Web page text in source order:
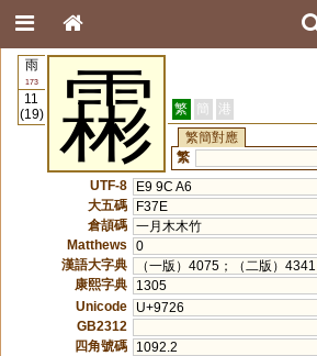
雨
173
11
(19)
霦 繁 簡 港
繁簡對應
繁
UTF-8
E9 9C A6
大五碼
F37E
倉頡碼 一月木木竹
Matthews
0
漢語大字典
（一版）4075；（二版）4341
康熙字典
1305
Unicode
U+9726
GB2312
四角號碼
1092.2